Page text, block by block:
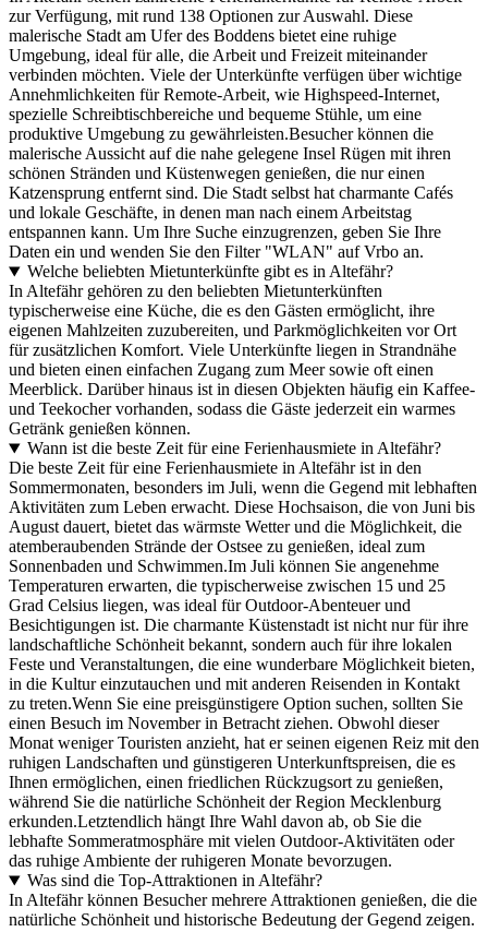
zur Verfügung, mit rund 138 Optionen zur Auswahl. Diese
malerische Stadt am Ufer des Boddens bietet eine ruhige
Umgebung, ideal für alle, die Arbeit und Freizeit miteinander
verbinden möchten. Viele der Unterkünfte verfügen über wichtige
Annehmlichkeiten für Remote-Arbeit, wie Highspeed-Internet,
spezielle Schreibtischbereiche und bequeme Stühle, um eine
produktive Umgebung zu gewährleisten.Besucher können die
malerische Aussicht auf die nahe gelegene Insel Rügen mit ihren
schönen Stränden und Küstenwegen genießen, die nur einen
Katzensprung entfernt sind. Die Stadt selbst hat charmante Cafés
und lokale Geschäfte, in denen man nach einem Arbeitstag
entspannen kann. Um Ihre Suche einzugrenzen, geben Sie Ihre
Daten ein und wenden Sie den Filter "WLAN" auf Vrbo an.
Welche beliebten Mietunterkünfte gibt es in Altefähr?
In Altefähr gehören zu den beliebten Mietunterkünften
typischerweise eine Küche, die es den Gästen ermöglicht, ihre
eigenen Mahlzeiten zuzubereiten, und Parkmöglichkeiten vor Ort
für zusätzlichen Komfort. Viele Unterkünfte liegen in Strandnähe
und bieten einen einfachen Zugang zum Meer sowie oft einen
Meerblick. Darüber hinaus ist in diesen Objekten häufig ein Kaffee-
und Teekocher vorhanden, sodass die Gäste jederzeit ein warmes
Getränk genießen können.
Wann ist die beste Zeit für eine Ferienhausmiete in Altefähr?
Die beste Zeit für eine Ferienhausmiete in Altefähr ist in den
Sommermonaten, besonders im Juli, wenn die Gegend mit lebhaften
Aktivitäten zum Leben erwacht. Diese Hochsaison, die von Juni bis
August dauert, bietet das wärmste Wetter und die Möglichkeit, die
atemberaubenden Strände der Ostsee zu genießen, ideal zum
Sonnenbaden und Schwimmen.Im Juli können Sie angenehme
Temperaturen erwarten, die typischerweise zwischen 15 und 25
Grad Celsius liegen, was ideal für Outdoor-Abenteuer und
Besichtigungen ist. Die charmante Küstenstadt ist nicht nur für ihre
landschaftliche Schönheit bekannt, sondern auch für ihre lokalen
Feste und Veranstaltungen, die eine wunderbare Möglichkeit bieten,
in die Kultur einzutauchen und mit anderen Reisenden in Kontakt
zu treten.Wenn Sie eine preisgünstigere Option suchen, sollten Sie
einen Besuch im November in Betracht ziehen. Obwohl dieser
Monat weniger Touristen anzieht, hat er seinen eigenen Reiz mit den
ruhigen Landschaften und günstigeren Unterkunftspreisen, die es
Ihnen ermöglichen, einen friedlichen Rückzugsort zu genießen,
während Sie die natürliche Schönheit der Region Mecklenburg
erkunden.Letztendlich hängt Ihre Wahl davon ab, ob Sie die
lebhafte Sommeratmosphäre mit vielen Outdoor-Aktivitäten oder
das ruhige Ambiente der ruhigeren Monate bevorzugen.
Was sind die Top-Attraktionen in Altefähr?
In Altefähr können Besucher mehrere Attraktionen genießen, die die
natürliche Schönheit und historische Bedeutung der Gegend zeigen.